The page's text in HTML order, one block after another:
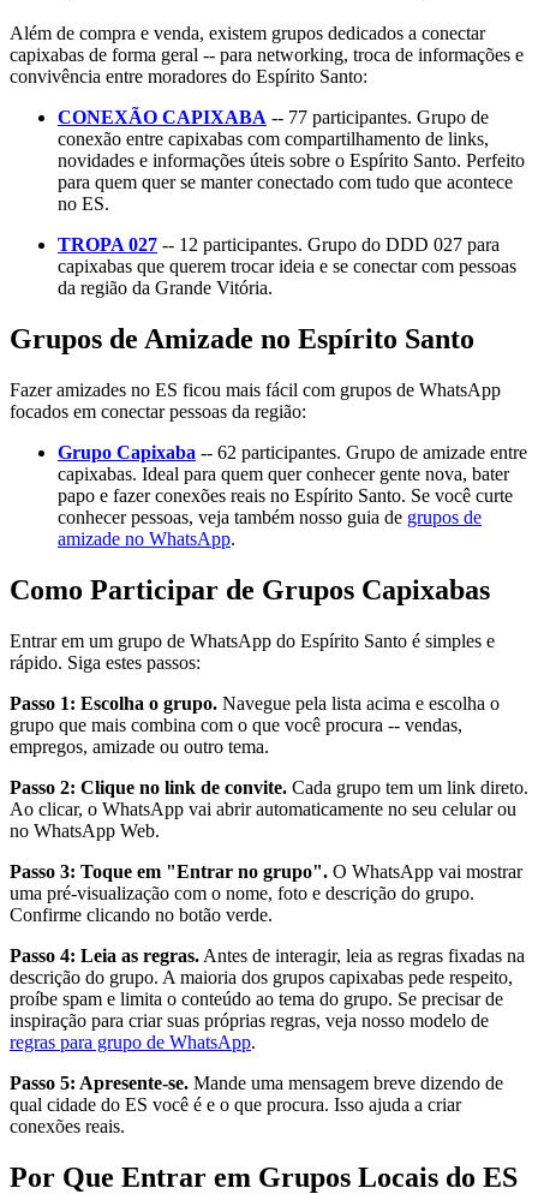
Além de compra e venda, existem grupos dedicados a conectar
capixabas de forma geral -- para networking, troca de informações e
convivência entre moradores do Espírito Santo:
CONEXÃO CAPIXABA -- 77 participantes. Grupo de
conexão entre capixabas com compartilhamento de links,
novidades e informações úteis sobre o Espírito Santo. Perfeito
para quem quer se manter conectado com tudo que acontece
no ES.
TROPA 027 -- 12 participantes. Grupo do DDD 027 para
capixabas que querem trocar ideia e se conectar com pessoas
da região da Grande Vitória.
Grupos de Amizade no Espírito Santo
Fazer amizades no ES ficou mais fácil com grupos de WhatsApp
focados em conectar pessoas da região:
Grupo Capixaba -- 62 participantes. Grupo de amizade entre
capixabas. Ideal para quem quer conhecer gente nova, bater
papo e fazer conexões reais no Espírito Santo. Se você curte
conhecer pessoas, veja também nosso guia de grupos de
amizade no WhatsApp.
Como Participar de Grupos Capixabas
Entrar em um grupo de WhatsApp do Espírito Santo é simples e
rápido. Siga estes passos:
Passo 1: Escolha o grupo. Navegue pela lista acima e escolha o
grupo que mais combina com o que você procura -- vendas,
empregos, amizade ou outro tema.
Passo 2: Clique no link de convite. Cada grupo tem um link direto.
Ao clicar, o WhatsApp vai abrir automaticamente no seu celular ou
no WhatsApp Web.
Passo 3: Toque em "Entrar no grupo". O WhatsApp vai mostrar
uma pré-visualização com o nome, foto e descrição do grupo.
Confirme clicando no botão verde.
Passo 4: Leia as regras. Antes de interagir, leia as regras fixadas na
descrição do grupo. A maioria dos grupos capixabas pede respeito,
proíbe spam e limita o conteúdo ao tema do grupo. Se precisar de
inspiração para criar suas próprias regras, veja nosso modelo de
regras para grupo de WhatsApp.
Passo 5: Apresente-se. Mande uma mensagem breve dizendo de
qual cidade do ES você é e o que procura. Isso ajuda a criar
conexões reais.
Por Que Entrar em Grupos Locais do ES